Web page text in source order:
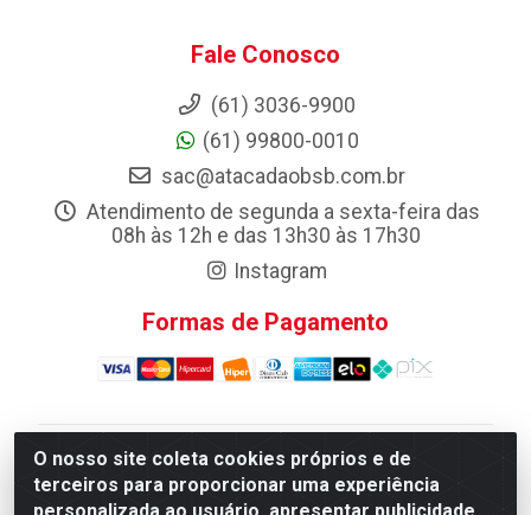
O nosso site coleta cookies próprios e de
terceiros para proporcionar uma experiência
Fale Conosco
(61) 3036-9900
(61) 99800-0010
sac@atacadaobsb.com.br
Atendimento de segunda a sexta-feira das
08h às 12h e das 13h30 às 17h30
Instagram
Formas de Pagamento
Atacadao da Limpeza F. Pereira Queiroz Comercio e
Distribuicao LTDA - Quadra Qi 10 Lotes 39 e, 41 - Setor
Industrial (Taguatinga), Brasília/DF - CEP 72.135-100 -